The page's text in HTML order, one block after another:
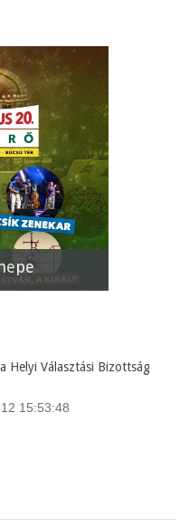
Helyi Választási Bizottság
15:53:48